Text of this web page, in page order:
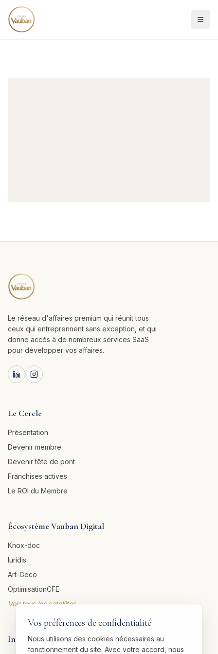
Le réseau d'affaires premium qui réunit tous
ceux qui entreprennent sans exception, et qui
donne accès à de nombreux services SaaS
pour développer vos affaires.
Le Cercle
Présentation
Devenir membre
Devenir tête de pont
Franchises actives
Le ROI du Membre
Écosystème Vauban Digital
Knox-doc
Iuridis
Art-Geco
OptimisationCFE
Voir tous les satellites →
Informations légales
Vos préférences de confidentialité
Nous utilisons des cookies nécessaires au
fonctionnement du site. Avec votre accord, nous